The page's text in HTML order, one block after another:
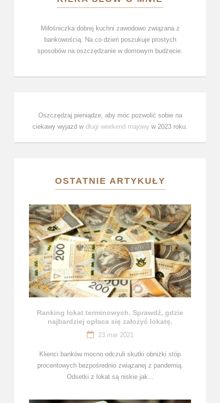
Miłośniczka dobrej kuchni zawodowo związana z
bankowością. Na co dzień poszukuje prostych
sposobów na oszczędzanie w domowym budżecie.
Oszczędzaj pieniądze, aby móc pozwolić sobie na
ciekawy wyjazd w długi weekend majowy w 2023 roku.
OSTATNIE ARTYKUŁY
Ranking lokat terminowych. Sprawdź, gdzie
najbardziej opłaca się założyć lokatę.
23 mar 2021
Klienci banków mocno odczuli skutki obniżki stóp
procentowych bezpośrednio związanej z pandemią.
Odsetki z lokat są niskie jak...